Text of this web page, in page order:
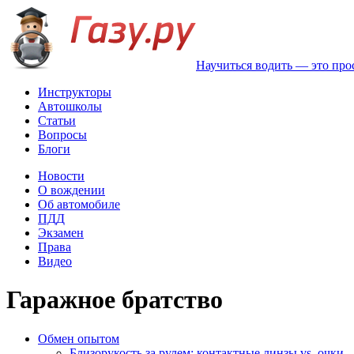
Научиться водить — это
Инструкторы
Автошколы
Статьи
Вопросы
Блоги
Новости
О вождении
Об автомобиле
ПДД
Экзамен
Права
Видео
Гаражное братство
Обмен опытом